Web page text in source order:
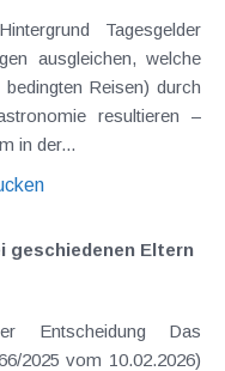
Tagesgelder
ausgleichen, welche
Reisen) durch
resultieren –
in der...
geschiedenen Eltern
Das
2025 vom 10.02.2026)